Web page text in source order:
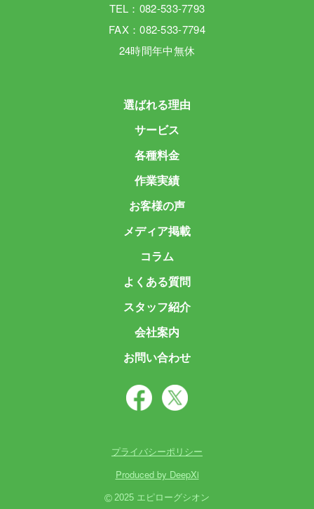
TEL：082-533-7793
FAX：082-533-7794
24時間年中無休
選ばれる理由
サービス
各種料金
作業実績
お客様の声
メディア掲載
コラム
よくある質問
スタッフ紹介
会社案内
お問い合わせ
プライバシーポリシー
Produced by DeepXi
© 2025 エピローグシオン